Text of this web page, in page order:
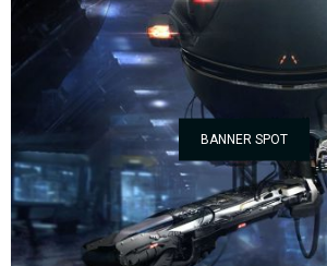
BANNER SPOT